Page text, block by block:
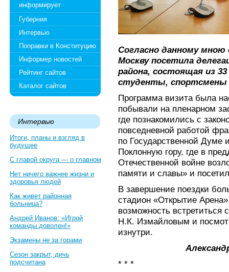
информирует
Губерния
Интервью
Поправки в Конституцию
Информер новостей
Рейтинг сайтов
Каталог сайтов
Интервью
Итоги, планы и взгляд в
будущее
С главой округа — о главном
Нет ничего важнее жизни и
здоровья людей
Как живет районная
больница?
Андрей Иванов: «Игрой
команды доволен!»
Экзамены не за горами
Сезон закрыт, дичь
подсчитана
Согласно данному мною
Москву посетила
района, состоящая из
студенты, спортсмены
Программа визита была
побывали на пленарном
где познакомились с
повседневной работой
по Государственной Думе
Поклонную гору, где в
Отечественной войне
памяти и славы» и
В завершение поездки
стадион «Открытие
возможность встретиться
Н.К. Измайловым и
изнутри.
* * *